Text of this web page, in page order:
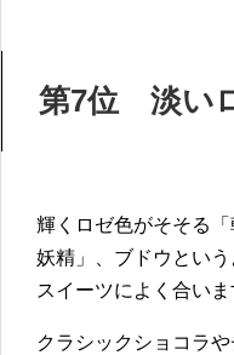
第7位 淡い
輝くロゼ色がそそる
妖精」、ブドウとい
スイーツによく合いま
クラシックショコラ